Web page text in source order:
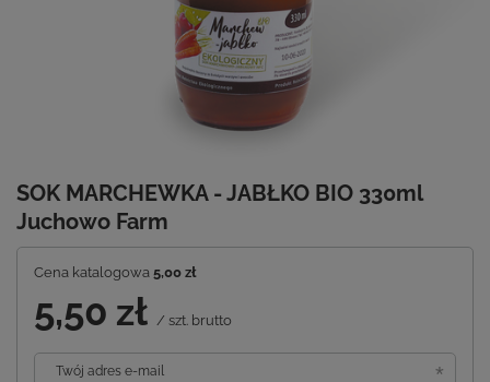
SOK MARCHEWKA - JABŁKO BIO 330ml
Juchowo Farm
Cena katalogowa 5,00 zł
5,50 zł / szt. brutto
Twój adres e-mail